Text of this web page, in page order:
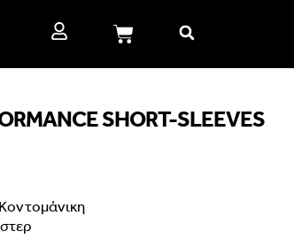
SHORT-SLEEVES